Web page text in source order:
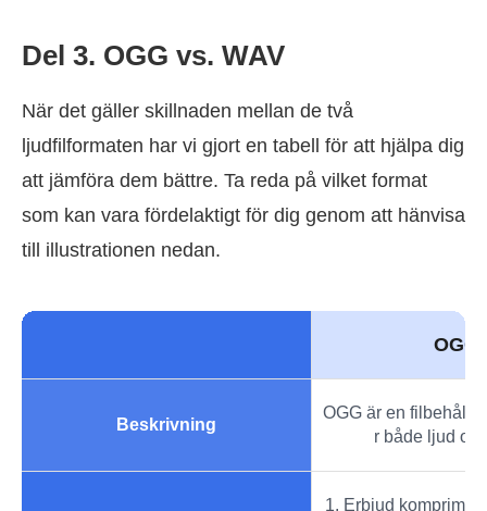
Del 3. OGG vs. WAV
När det gäller skillnaden mellan de två
ljudfilformaten har vi gjort en tabell för att hjälpa dig
att jämföra dem bättre. Ta reda på vilket format
som kan vara fördelaktigt för dig genom att hänvisa
till illustrationen nedan.
OGG
Beskrivning
OGG är en
r både ljud
1. Erbjud